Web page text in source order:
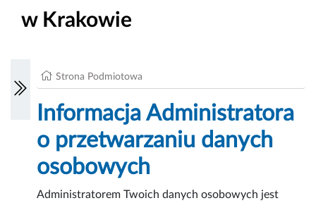
w Krakowie
Strona Podmiotowa
Informacja Administratora
o przetwarzaniu danych
osobowych
Administratorem Twoich danych osobowych jest